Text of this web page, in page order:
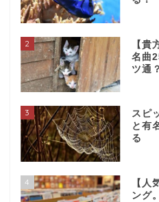
2
【貴
名曲
ツ通？
3
スピ
と有
る
4
【人
ング